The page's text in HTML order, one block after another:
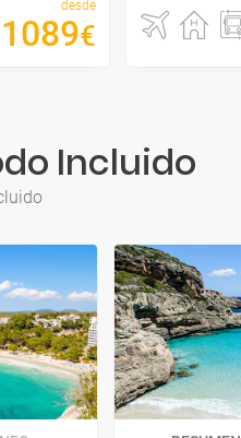
desde
1089€
Incluido